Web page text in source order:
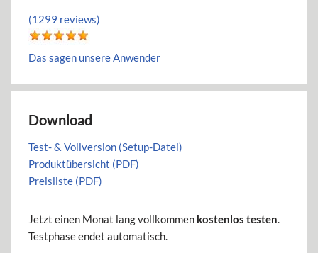
(1299 reviews)
Das sagen unsere Anwender
Download
Test- & Vollversion (Setup-Datei)
Produktübersicht (PDF)
Preisliste (PDF)
Jetzt einen Monat lang vollkommen kostenlos testen.
Testphase endet automatisch.